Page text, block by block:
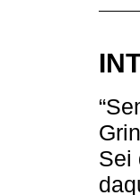
Sei